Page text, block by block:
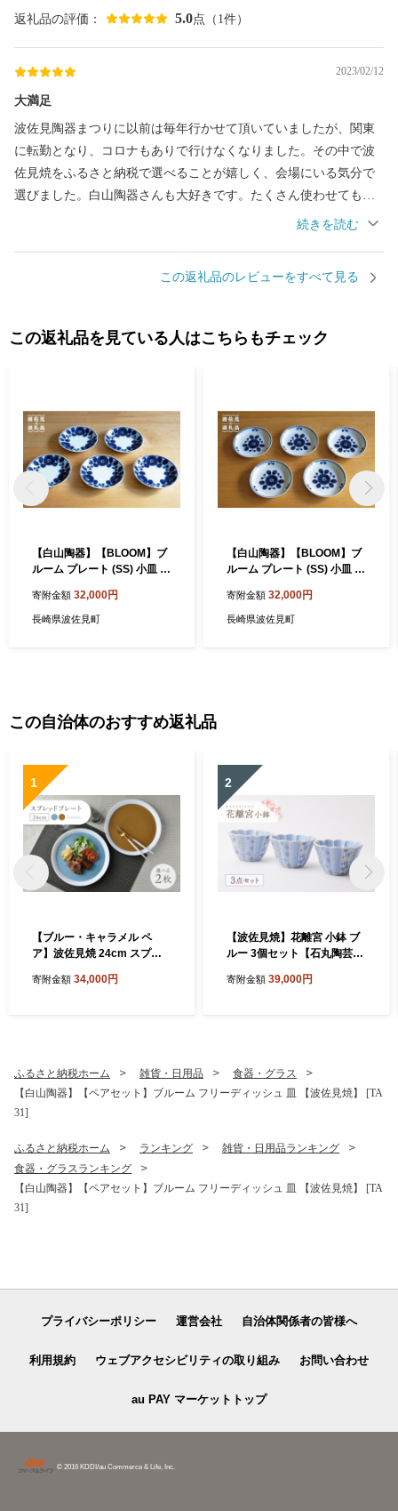
返礼品の評価： 5.0点（1件）
2023/02/12
大満足
波佐見陶器まつりに以前は毎年行かせて頂いていましたが、関東
に転勤となり、コロナもありで行けなくなりました。その中で波
佐見焼をふるさと納税で選べることが嬉しく、会場にいる気分で
選びました。白山陶器さんも大好きです。たくさん使わせてもら
っています。後日届いた波佐見町の冊子が、ふるさと納税で選べ
この返礼品のレビューをすべて見る
この返礼品を見ている人はこちらもチェック
【白山陶器】【BLOOM】ブ
ルーム プレート (SS) 小皿 リ
佐見焼】 [TA15]
寄附金額 32,000円
長崎県波佐見町
【白山陶器】【BLOOM】ブ
ルーム プレート (SS) 小皿 ブ
佐見焼】 [TA16]
寄附金額 32,000円
長崎県波佐見町
この自治体のおすすめ返礼品
1
【ブルー・キャラメル ペ
ア】波佐見焼 24cm スプレ
55]
寄附金額 34,000円
2
【波佐見焼】花離宮 小鉢 ブ
ルー 3個セット【石丸陶芸】
寄附金額 39,000円
ふるさと納税ホーム 雑貨・日用品
食器・グラス
【白山陶器】【ペアセット】ブルーム フリーディッシュ 皿 【波佐見焼】 [TA
31]
ふるさと納税ホーム ランキング
雑貨・日用品ランキング
食器・グラスランキング
【白山陶器】【ペアセット】ブルーム フリーディッシュ 皿 【波佐見焼】 [TA
31]
プライバシーポリシー 運営会社 自治体関係者の皆様へ
利用規約 ウェブアクセシビリティの取り組み お問い合わせ
au PAY マーケットトップ
© 2016 KDDI/au Commerce & Life, Inc.